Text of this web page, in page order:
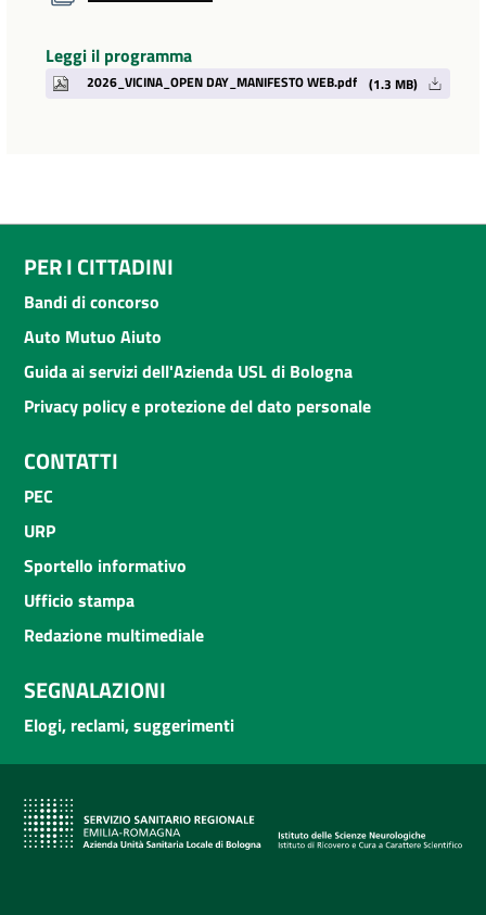
Leggi il programma
2026_VICINA_OPEN DAY_MANIFESTO WEB.pdf (1.3 MB)
PER I CITTADINI
Bandi di concorso
Auto Mutuo Aiuto
Guida ai servizi dell'Azienda USL di Bologna
Privacy policy e protezione del dato personale
CONTATTI
PEC
URP
Sportello informativo
Ufficio stampa
Redazione multimediale
SEGNALAZIONI
Elogi, reclami, suggerimenti